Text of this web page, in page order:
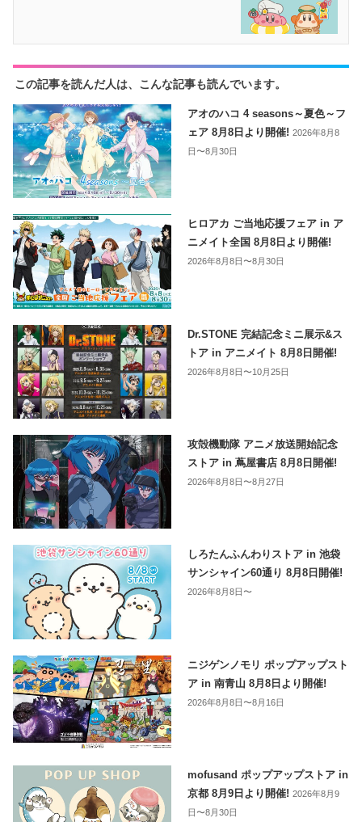
この記事を読んだ人は、こんな記事も読んでいます。
アオのハコ 4 seasons～夏色～フ
ェア 8月8日より開催!2026年8月8
日〜8月30日
ヒロアカ ご当地応援フェア in ア
ニメイト全国 8月8日より開催!
2026年8月8日〜8月30日
Dr.STONE 完結記念ミニ展示&ス
トア in アニメイト 8月8日開催!
2026年8月8日〜10月25日
攻殻機動隊 アニメ放送開始記念
ストア in 蔦屋書店 8月8日開催!
2026年8月8日〜8月27日
しろたんふんわりストア in 池袋
サンシャイン60通り 8月8日開催!
2026年8月8日〜
ニジゲンノモリ ポップアップスト
ア in 南青山 8月8日より開催!
2026年8月8日〜8月16日
mofusand ポップアップストア in
京都 8月9日より開催!2026年8月9
日〜8月30日